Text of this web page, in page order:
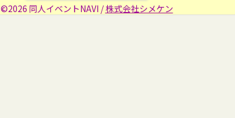
©2026 同人イベントNAVI /株式会社シメケン